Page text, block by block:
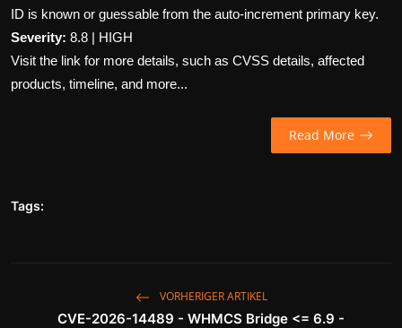
ID is known or guessable from the auto-increment primary key.
Severity: 8.8 | HIGH
Visit the link for more details, such as CVSS details, affected
products, timeline, and more...
Read More
Tags:
VORHERIGER ARTIKEL
CVE-2026-14489 - WHMCS Bridge <= 6.9 -